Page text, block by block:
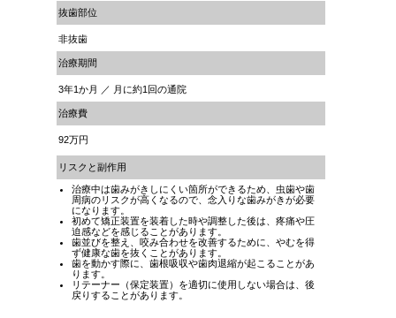
抜歯部位
非抜歯
治療期間
3年1か月 ／ 月に約1回の通院
治療費
92万円
リスクと副作用
治療中は歯みがきしにくい箇所ができるため、虫歯や歯
周病のリスクが高くなるので、念入りな歯みがきが必要
になります。
初めて矯正装置を装着した時や調整した後は、疼痛や圧
迫感などを感じることがあります。
歯並びを整え、咬み合わせを改善するために、やむを得
ず健康な歯を抜くことがあります。
歯を動かす際に、歯根吸収や歯肉退縮が起こることがあ
ります。
リテーナー（保定装置）を適切に使用しない場合は、後
戻りすることがあります。